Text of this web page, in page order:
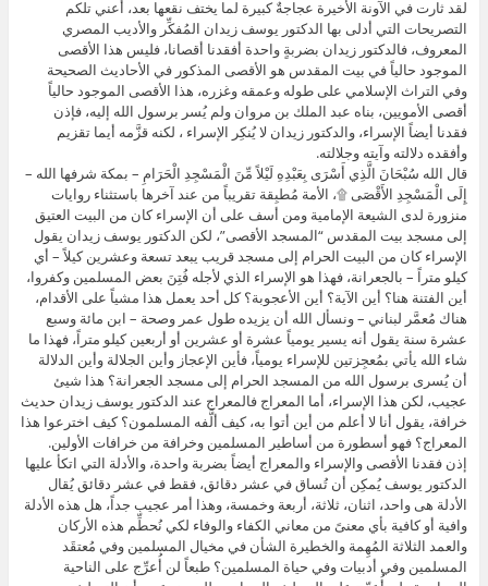
لقد ثارت في الآونة الأخيرة عجاجةٌ كبيرة لما يختف نقعها بعد، أعني تلكم
التصريحات التي أدلى بها الدكتور يوسف زيدان المُفكِّر والأديب المصري
المعروف، فالدكتور زيدان بضربةٍ واحدة أفقدنا أقصانا، فليس هذا الأقصى
الموجود حالياً في بيت المقدس هو الأقصى المذكور في الأحاديث الصحيحة
وفي التراث الإسلامي على طوله وعمقه وغزره، هذا الأقصى الموجود حالياً
أقصى الأمويين، بناه عبد الملك بن مروان ولم يُسر برسول الله إليه، فإذن
فقدنا أيضاً الإسراء، والدكتور زيدان لا يُنكِر الإسراء ، لكنه قزَّمه أيما تقزيم
وأفقده دلالته وآيته وجلالته.
قال الله سُبْحَانَ الَّذِي أَسْرَى بِعَبْدِهِ لَيْلاً مِّنَ الْمَسْجِدِ الْحَرَامِ – بمكة شرفها الله –
إِلَى الْمَسْجِدِ الأَقْصَى ۩، الأمة مُطبِقة تقريباً من عند آخرها باستثناء روايات
منزورة لدى الشيعة الإمامية ومن أسف على أن الإسراء كان من البيت العتيق
إلى مسجد بيت المقدس “المسجد الأقصى”، لكن الدكتور يوسف زيدان يقول
الإسراء كان من البيت الحرام إلى مسجد قريب يبعد تسعة وعشرين كيلاً – أي
كيلو متراً – بالجعرانة، فهذا هو الإسراء الذي لأجله فُتِنَ بعض المسلمين وكفروا،
أين الفتنة هنا؟ أين الآية؟ أين الأعجوبة؟ كل أحد يعمل هذا مشياً على الأقدام،
هناك مُعمَّر لبناني – ونسأل الله أن يزيده طول عمر وصحة – ابن مائة وسبع
عشرة سنة يقول أنه يسير يومياً عشرة أو عشرين أو أربعين كيلو متراً، فهذا ما
شاء الله يأتي بمُعجِزتين للإسراء يومياً، فأين الإعجاز وأين الجلالة وأين الدلالة
أن يُسرى برسول الله من المسجد الحرام إلى مسجد الجعرانة؟ هذا شيئ
عجيب، لكن هذا الإسراء، أما المعراج فالمعراج عند الدكتور يوسف زيدان حديث
خرافة، يقول أنا لا أعلم من أين أتوا به، كيف ألَّفه المسلمون؟ كيف اخترعوا هذا
المعراج؟ فهو أسطورة من أساطير المسلمين وخرافة من خرافات الأولين.
إذن فقدنا الأقصى والإسراء والمعراج أيضاً بضربة واحدة، والأدلة التي اتكأ عليها
الدكتور يوسف يُمكِن أن تُساق في عشر دقائق، فقط في عشر دقائق يُقال
الأدلة هى واحد، اثنان، ثلاثة، أربعة وخمسة، وهذا أمر عجيب جداً، هل هذه الأدلة
وافية أو كافية بأي معنىً من معاني الكفاء والوفاء لكي نُحطِّم هذه الأركان
والعمد الثلاثة المُهِمة والخطيرة الشأن في مخيال المسلمين وفي مُعتقَد
المسلمين وفي أدبيات وفي حياة المسلمين؟ طبعاً لن أُعرِّج على الناحية